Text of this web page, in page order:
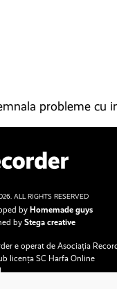
probleme cu
ALL RIGHTS RESERVED
by Homemade guys
by Stega creative
e operat de Asociația
licența SC Harfa Online